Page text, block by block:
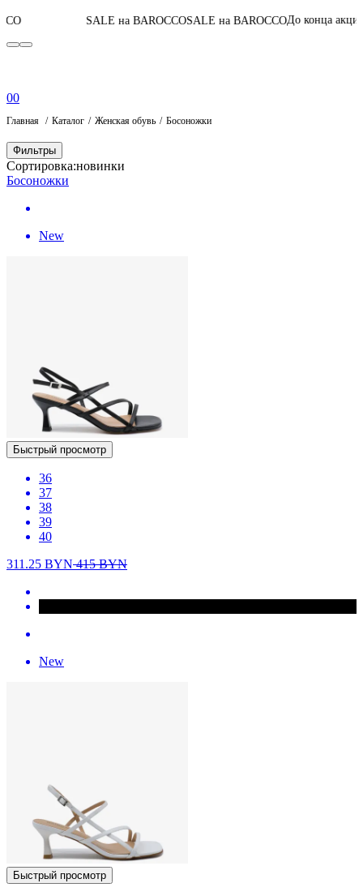
SALE на BAROCCOSALE на BAROCCOДо конца акции05:03:48:48
00
Главная Каталог Женская обувь Босоножки
Фильтры
Сортировка:новинки
Босоножки
New
Быстрый просмотр
36
37
38
39
40
311.25 BYN415BYN
New
Быстрый просмотр